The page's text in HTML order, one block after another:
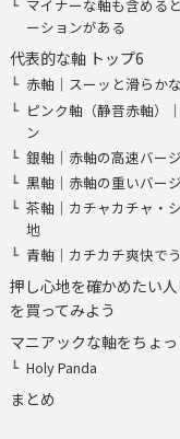
マイナーな軸も含める
ーションがある
代表的な軸 トップ6
赤軸｜スーッと滑らか
ピンク軸（静音赤軸）
ン
銀軸｜赤軸の高速バー
黒軸｜赤軸の重いバー
茶軸｜カチャカチャ・
地
青軸｜カチカチ爽快で
押し心地を確かめたい人
を買ってみよう
マニアックな軸をちょ
Holy Panda
まとめ